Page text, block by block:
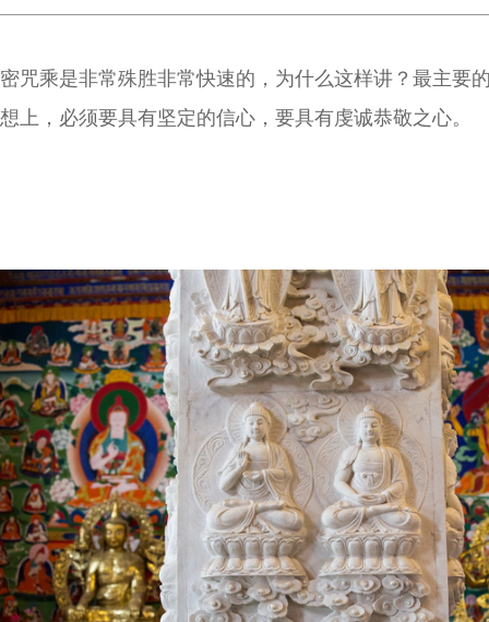
密咒乘是非常殊胜非常快速的，为什么这样讲？最主要
想上，必须要具有坚定的信心，要具有虔诚恭敬之心。